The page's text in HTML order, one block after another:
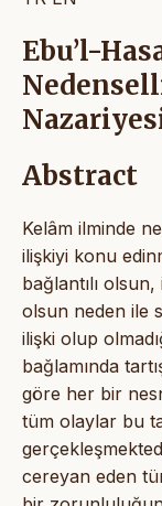
Ebu’l-
Abstract
Kelâm ilminde
ilişkiyi konu
bağlantılı
olsun neden ile
ilişki olup
bağlamında
göre her bir
tüm olaylar bu
cereyan eden